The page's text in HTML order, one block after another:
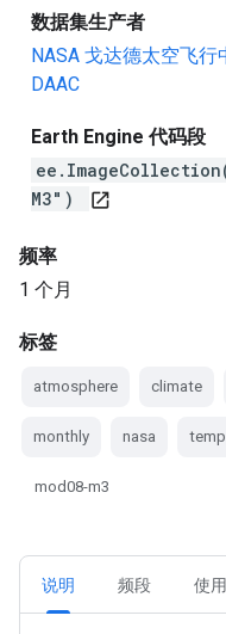
数据集生产者
NASA 戈达德太空飞行
DAAC
Earth Engine 代码段
M3")
open_in_new
频率
1 个月
标签
atmosphere climate
monthly nasa
mod08-m3
说明 频段 使